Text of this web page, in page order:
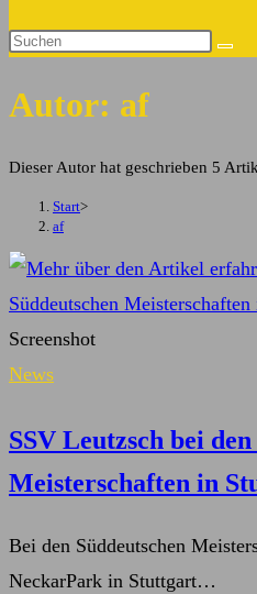
umschalten
Diese
durchsuchen
Autor: af
Dieser Autor hat geschrieben 5
Start>
af
Screenshot
News
SSV Leutzsch bei
Meisterschaften in
Bei den Süddeutschen
NeckarPark in Stuttgart…